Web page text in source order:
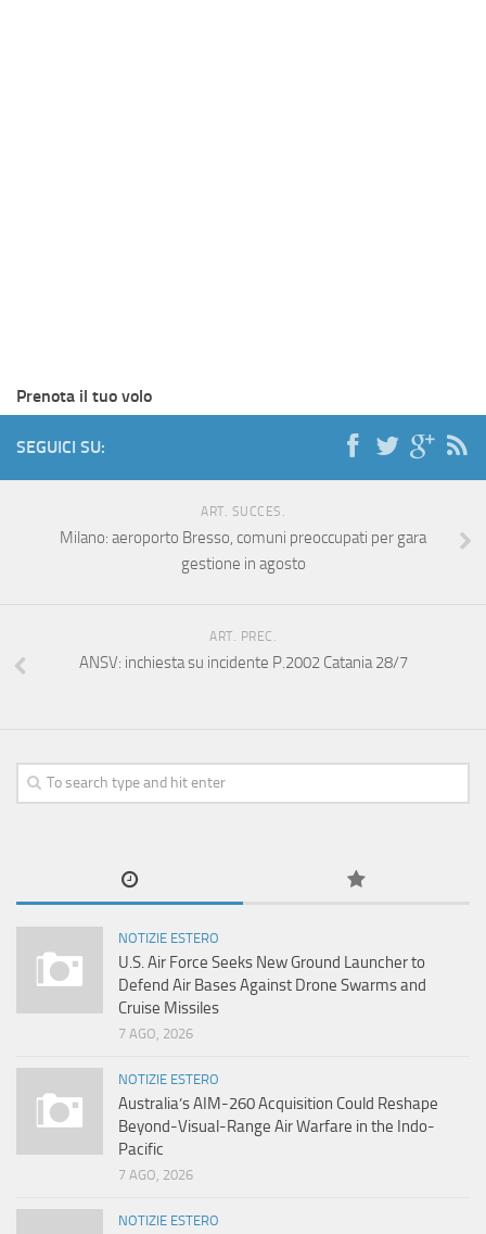
Prenota il tuo volo
SEGUICI SU:
ART. SUCCES.
Milano: aeroporto Bresso, comuni preoccupati per gara
gestione in agosto
ART. PREC.
ANSV: inchiesta su incidente P.2002 Catania 28/7
NOTIZIE ESTERO
U.S. Air Force Seeks New Ground Launcher to
Defend Air Bases Against Drone Swarms and
Cruise Missiles
7 AGO, 2026
NOTIZIE ESTERO
Australia’s AIM-260 Acquisition Could Reshape
Beyond-Visual-Range Air Warfare in the Indo-
Pacific
7 AGO, 2026
NOTIZIE ESTERO